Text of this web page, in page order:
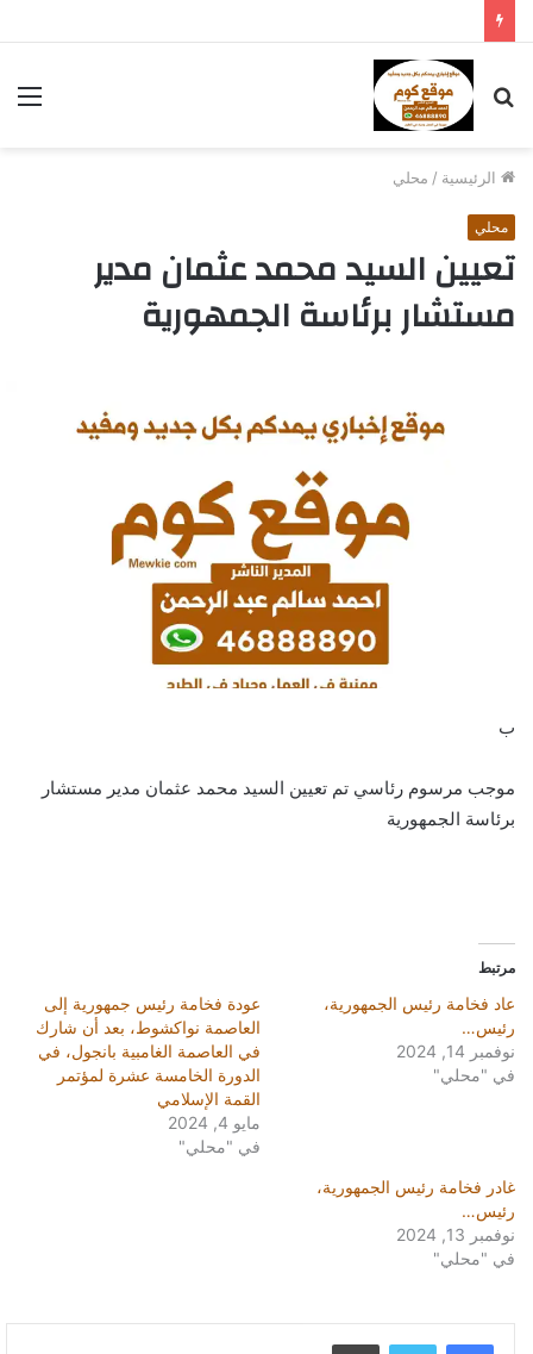
بحث
عن
الرئيسية / محلي
محلي
تعيين السيد محمد عثمان مدير
مستشار برئاسة الجمهورية
ب
موجب مرسوم رئاسي تم تعيين السيد محمد عثمان مدير مستشار
برئاسة الجمهورية
مرتبط
عاد فخامة رئيس الجمهورية،
رئيس…
نوفمبر 14, 2024
في "محلي"
عودة فخامة رئيس جمهورية إلى
العاصمة نواكشوط، بعد أن شارك
في العاصمة الغامبية بانجول، في
الدورة الخامسة عشرة لمؤتمر
القمة الإسلامي
مايو 4, 2024
في "محلي"
غادر فخامة رئيس الجمهورية،
رئيس…
نوفمبر 13, 2024
في "محلي"
طباعة